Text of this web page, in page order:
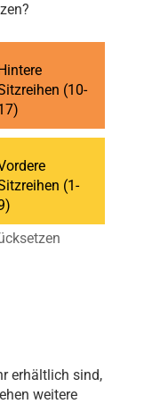
(10-
(1-
erhältlich sind,
weitere